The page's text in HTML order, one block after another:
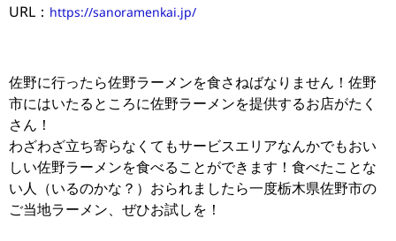
URL： https://sanoramenkai.jp/
佐野に行ったら佐野ラーメンを食さねばなりません！佐野
市にはいたるところに佐野ラーメンを提供するお店がたく
さん！
わざわざ立ち寄らなくてもサービスエリアなんかでもおい
しい佐野ラーメンを食べることができます！食べたことな
い人（いるのかな？）おられましたら一度栃木県佐野市の
ご当地ラーメン、ぜひお試しを！